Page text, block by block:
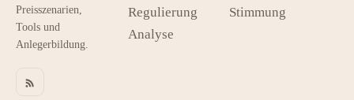
Preisszenarien,
Tools und
Anlegerbildung.
Regulierung
Analyse
Stimmung